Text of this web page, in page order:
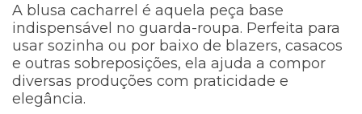
A blusa cacharrel é aquela peça base
indispensável no guarda-roupa. Perfeita para
usar sozinha ou por baixo de blazers, casacos
e outras sobreposições, ela ajuda a compor
diversas produções com praticidade e
elegância.